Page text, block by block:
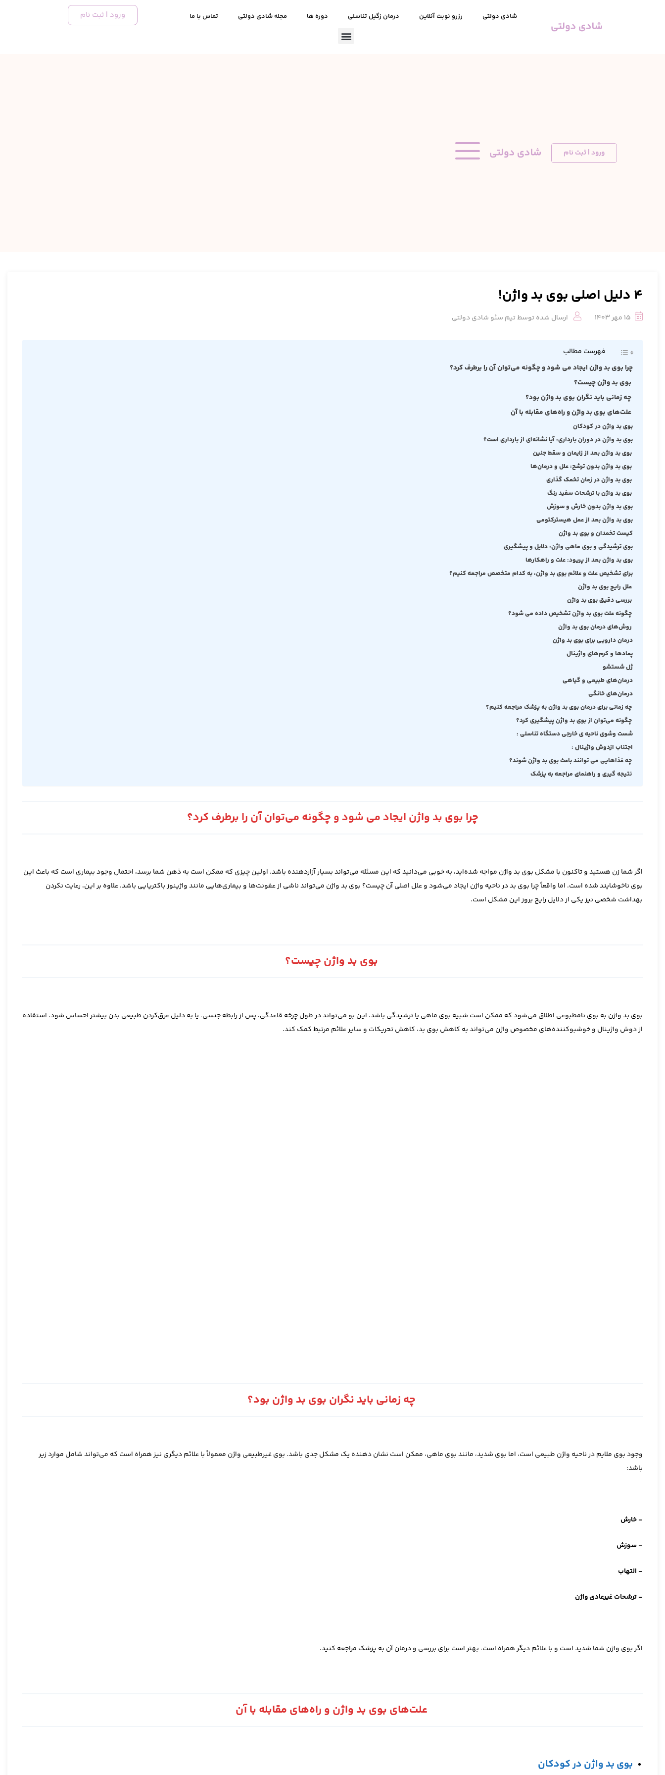
شادی دولتی رزرو نوبت آنلاین درمان زگیل تناسلی دوره ها مجله شادی دولتی تماس با ما ورود | ثبت نام
ورود | ثبت نام
4 دلیل اصلی بوی بد واژن!
15 مهر 1403 ارسال شده توسط تیم سئو شادی دولتی
فهرست مطالب
چرا بوی بد واژن ایجاد می‌ شود و چگونه می‌توان آن را برطرف کرد؟
بوی بد واژن چیست؟
چه زمانی باید نگران بوی بد واژن بود؟
علت‌های بوی بد واژن و راه‌های مقابله با آن
بوی بد واژن در کودکان
بوی بد واژن در دوران بارداری: آیا نشانه‌ای از بارداری است؟
بوی بد واژن بعد از زایمان و سقط جنین
بوی بد واژن بدون ترشح: علل و درمان‌ها
بوی بد واژن در زمان تخمک ‌گذاری
بوی بد واژن با ترشحات سفید رنگ
بوی بد واژن بدون خارش و سوزش
بوی بد واژن بعد از عمل هیسترکتومی
کیست تخمدان و بوی بد واژن
بوی ترشیدگی و بوی ماهی واژن: دلایل و پیشگیری
بوی بد واژن بعد از پریود: علت و راهکارها
برای تشخیص علت و علائم بوی بد واژن، به کدام متخصص مراجعه کنیم؟
علل رایج بوی بد واژن
بررسی دقیق بوی بد واژن
چگونه علت بوی بد واژن تشخیص داده می‌ شود؟
روش‌های درمان بوی بد واژن
درمان دارویی برای بوی بد واژن
پمادها و کرم‌های واژینال
ژل شستشو
درمان‌های طبیعی و گیاهی
درمان‌های خانگی
چه زمانی برای درمان بوی بد واژن به پزشک مراجعه کنیم؟
چگونه می‌توان از بوی بد واژن پیشگیری کرد؟
شست وشوی ناحیه ی خارجی دستگاه تناسلی :
اجتناب ازدوش واژینال :
چه غذاهایی می‌ توانند باعث بوی بد واژن شوند؟
نتیجه ‌گیری و راهنمای مراجعه به پزشک
چرا بوی بد واژن ایجاد می‌ شود و چگونه می‌توان آن را برطرف کرد؟
اگر شما زن هستید و تاکنون با مشکل بوی بد واژن مواجه شده‌اید، به خوبی می‌دانید که این مسئله می‌تواند بسیار آزاردهنده باشد. اولین چیزی که ممکن است به ذهن شما برسد، احتمال وجود بیماری است که باعث این
بوی ناخوشایند شده است. اما واقعاً چرا بوی بد در ناحیه واژن ایجاد می‌شود و علل اصلی آن چیست؟ بوی بد واژن می‌تواند ناشی از عفونت‌ها و بیماری‌هایی مانند واژینوز باکتریایی باشد. علاوه بر این، رعایت نکردن
بهداشت شخصی نیز یکی از دلایل رایج بروز این مشکل است.
بوی بد واژن چیست؟
بوی بد واژن به بوی نامطبوعی اطلاق می‌شود که ممکن است شبیه بوی ماهی یا ترشیدگی باشد. این بو می‌تواند در طول چرخه قاعدگی، پس از رابطه جنسی، یا به دلیل عرق‌کردن طبیعی بدن بیشتر احساس شود. استفاده
از دوش واژینال و خوشبوکننده‌های مخصوص واژن می‌تواند به کاهش بوی بد، کاهش تحریکات و سایر علائم مرتبط کمک کند.
چه زمانی باید نگران بوی بد واژن بود؟
وجود بوی ملایم در ناحیه واژن طبیعی است، اما بوی شدید، مانند بوی ماهی، ممکن است نشان‌ دهنده یک مشکل جدی باشد. بوی غیرطبیعی واژن معمولاً با علائم دیگری نیز همراه است که می‌تواند شامل موارد زیر
باشد:
– خارش
– سوزش
– التهاب
– ترشحات غیرعادی واژن
اگر بوی واژن شما شدید است و با علائم دیگر همراه است، بهتر است برای بررسی و درمان آن به پزشک مراجعه کنید.
علت‌های بوی بد واژن و راه‌های مقابله با آن
بوی بد واژن در کودکان